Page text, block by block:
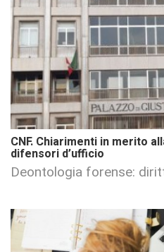
CNF. Chiarimenti in merito
difensori d’ufficio
Deontologia forense: